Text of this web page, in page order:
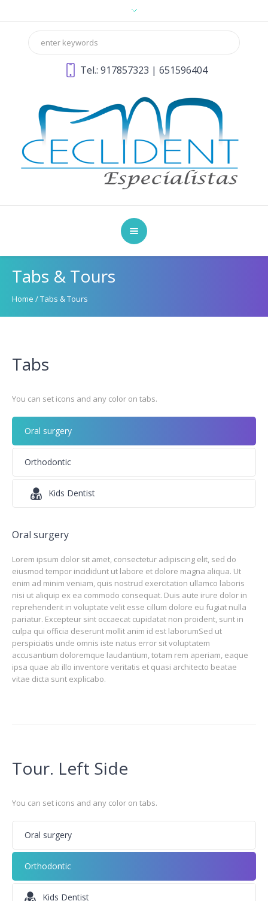
Tel.:917857323 |651596404
Tabs & Tours
Home /Tabs & Tours
Tabs
You can set icons and any color on tabs.
Oral surgery
Orthodontic
Kids Dentist
Oral surgery
Lorem ipsum dolor sit amet, consectetur adipiscing elit, sed do
eiusmod tempor incididunt ut labore et dolore magna aliqua. Ut
enim ad minim veniam, quis nostrud exercitation ullamco laboris
nisi ut aliquip ex ea commodo consequat. Duis aute irure dolor in
reprehenderit in voluptate velit esse cillum dolore eu fugiat nulla
pariatur. Excepteur sint occaecat cupidatat non proident, sunt in
culpa qui officia deserunt mollit anim id est laborumSed ut
perspiciatis unde omnis iste natus error sit voluptatem
accusantium doloremque laudantium, totam rem aperiam, eaque
ipsa quae ab illo inventore veritatis et quasi architecto beatae
vitae dicta sunt explicabo.
Tour. Left Side
You can set icons and any color on tabs.
Oral surgery
Orthodontic
Kids Dentist